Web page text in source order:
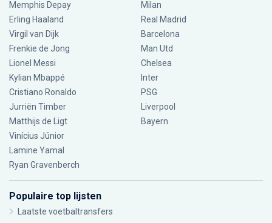
Memphis Depay
Erling Haaland
Virgil van Dijk
Frenkie de Jong
Lionel Messi
Kylian Mbappé
Cristiano Ronaldo
Jurriën Timber
Matthijs de Ligt
Vinícius Júnior
Lamine Yamal
Ryan Gravenberch
Milan
Real Madrid
Barcelona
Man Utd
Chelsea
Inter
PSG
Liverpool
Bayern
Populaire top lijsten
Laatste voetbaltransfers